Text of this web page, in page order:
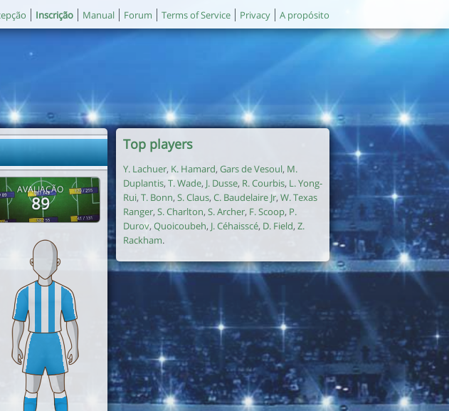
Inscrição Manual Forum Terms of Service Privacy A propósito
AVALIAÇÃO
89
Top players
Y. Lachuer, K. Hamard, Gars de Vesoul, M.
Duplantis,T. Wade, J. Dusse, R. Courbis, L. Yong-
Rui, T. Bonn, S. Claus, C. Baudelaire Jr,W. Texas
Ranger, S. Charlton, S. Archer, F. Scoop, P.
Durov,Quoicoubeh, J. Céhaisscé, D. Field, Z.
Rackham.